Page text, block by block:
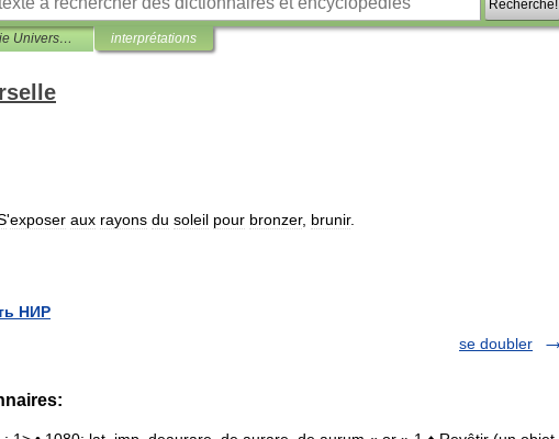
Recherche!
Encyclopédie Universelle interprétations
'exposer aux rayons du soleil pour bronzer, brunir.
НИР
se doubler